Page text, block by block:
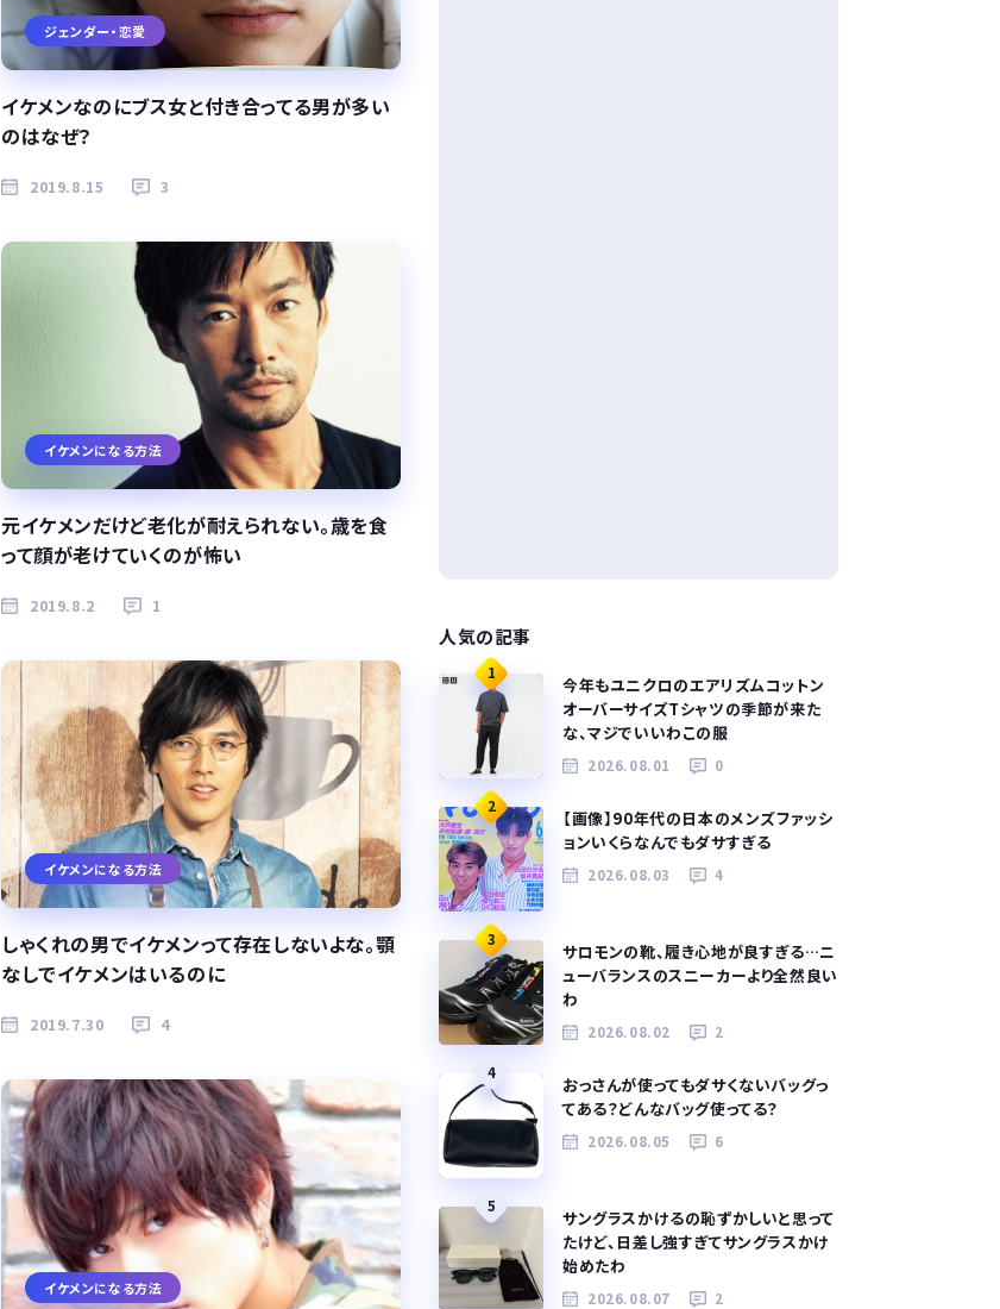
ジェンダー・恋愛
イケメンなのにブス女と付き合ってる男が多い
のはなぜ？
2019.8.15 3
イケメンになる方法
元イケメンだけど老化が耐えられない。歳を食
って顔が老けていくのが怖い
2019.8.2 1
イケメンになる方法
しゃくれの男でイケメンって存在しないよな。顎
なしでイケメンはいるのに
2019.7.30 4
イケメンになる方法
人気の記事
1
今年もユニクロのエアリズムコットン
オーバーサイズTシャツの季節が来た
な、マジでいいわこの服
2026.08.01 0
2
【画像】90年代の日本のメンズファッシ
ョンいくらなんでもダサすぎる
2026.08.03 4
3
サロモンの靴、履き心地が良すぎる…ニ
ューバランスのスニーカーより全然良い
わ
2026.08.02 2
4
おっさんが使ってもダサくないバッグっ
てある？どんなバッグ使ってる？
2026.08.05 6
5
サングラスかけるの恥ずかしいと思って
たけど、日差し強すぎてサングラスかけ
始めたわ
2026.08.07 2